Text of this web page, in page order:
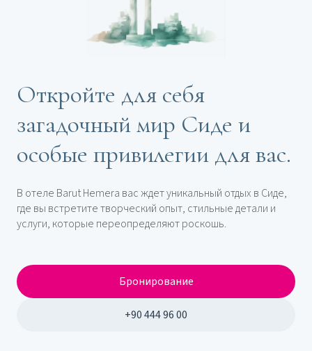
Откройте для себя
загадочный мир Сиде и
особые привилегии для вас.
В отеле Barut Hemera вас ждет уникальный отдых в Сиде,
где вы встретите творческий опыт, стильные детали и
услуги, которые переопределяют роскошь.
Бронирование
+90 444 96 00